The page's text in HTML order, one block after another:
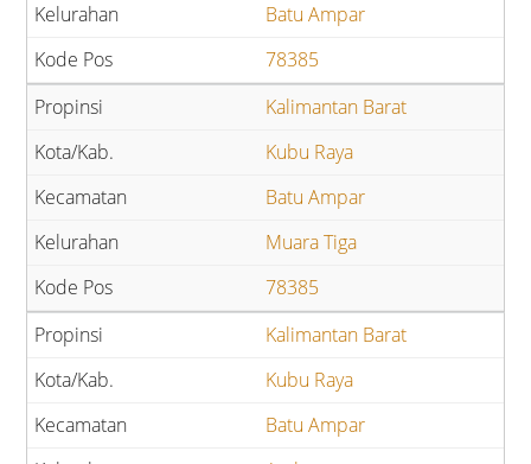
Batu Ampar
78385
Kalimantan Barat
Kubu Raya
Batu Ampar
Muara Tiga
78385
Kalimantan Barat
Kubu Raya
Batu Ampar